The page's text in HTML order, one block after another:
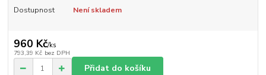
Dostupnost Není skladem
960 Kč/ks
793,39 Kč bez DPH
Přidat do košíku